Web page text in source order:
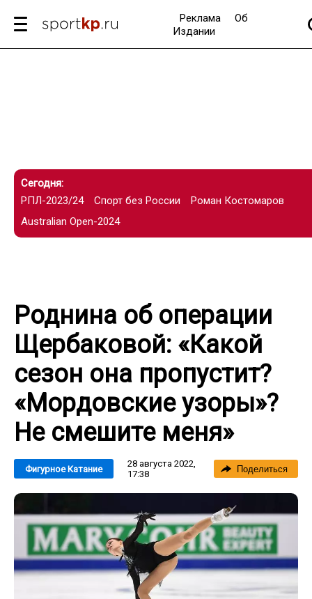
Реклама
Об
Издании
Сегодня:
РПЛ-2023/24
Спорт без России
Роман Костомаров
Australian Open-2024
Роднина об операции
Щербаковой: «Какой
сезон она пропустит?
«Мордовские узоры»?
Не смешите меня»
Фигурное Катание
28 августа 2022,
17:38
Поделиться